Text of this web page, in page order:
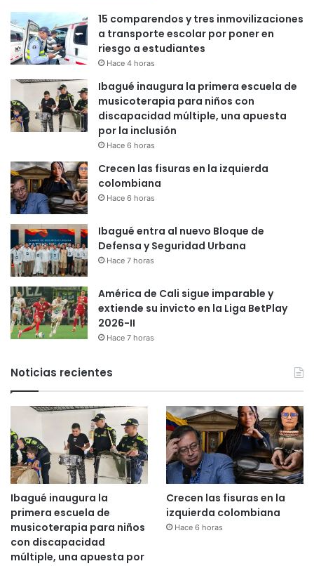
15 comparendos y tres inmovilizaciones
a transporte escolar por poner en
riesgo a estudiantes
Hace 4 horas
Ibagué inaugura la primera escuela de
musicoterapia para niños con
discapacidad múltiple, una apuesta
por la inclusión
Hace 6 horas
Crecen las fisuras en la izquierda
colombiana
Hace 6 horas
Ibagué entra al nuevo Bloque de
Defensa y Seguridad Urbana
Hace 7 horas
América de Cali sigue imparable y
extiende su invicto en la Liga BetPlay
2026-II
Hace 7 horas
Noticias recientes
Ibagué inaugura la
primera escuela de
musicoterapia para niños
con discapacidad
múltiple, una apuesta por
Crecen las fisuras en la
izquierda colombiana
Hace 6 horas